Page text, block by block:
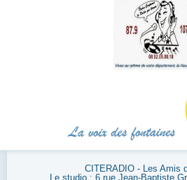
CITERADIO - Les Amis
Le studio : 6 rue Jean-Baptiste